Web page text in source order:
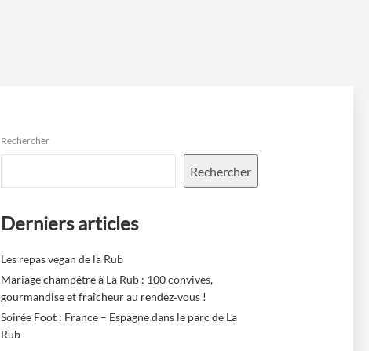
Rechercher
Rechercher
Derniers articles
Les repas vegan de la Rub
Mariage champêtre à La Rub : 100 convives,
gourmandise et fraîcheur au rendez‑vous !
Soirée Foot : France – Espagne dans le parc de La
Rub